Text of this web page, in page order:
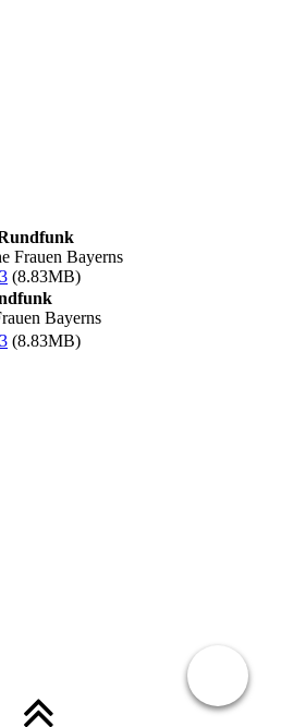
Frauen Bayerns
(8.83MB)
Bayerns
(8.83MB)